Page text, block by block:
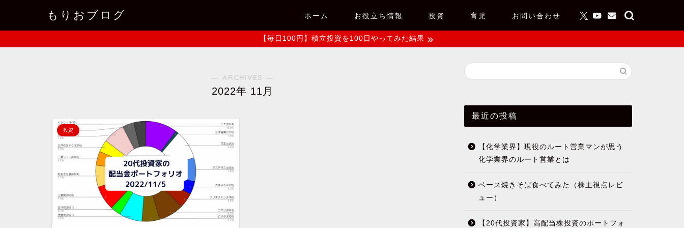
もりおブログ ホーム お役立ち情報 投資 育児 お問い合わせ
【毎日100円】積立投資を100日やってみた結果
― ARCHIVES ―
2022年 11月
投資
最近の投稿
【化学業界】現役のルート営業マンが思う
化学業界のルート営業とは
ベース焼きそば食べてみた（株主視点レビ
ュー）
【20代投資家】高配当株投資のポートフォ